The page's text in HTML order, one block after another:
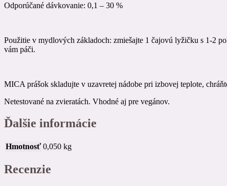
Odporúčané dávkovanie: 0,1 – 30 %
Použitie v mydlových základoch: zmiešajte 1 čajovú lyžičku s 1-2
vám páči.
MICA prášok skladujte v uzavretej nádobe pri izbovej teplote,
Netestované na zvieratách. Vhodné aj pre vegánov.
Ďalšie informácie
Hmotnosť 0,050 kg
Recenzie